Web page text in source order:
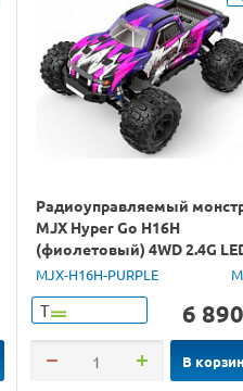
Радиоуправляемый
MJX Hyper Go H16H
(фиолетовый) 4WD 2.4G
GPS 1/16 RTR
MJX-H16H-PURPLE
Т 6 890
В